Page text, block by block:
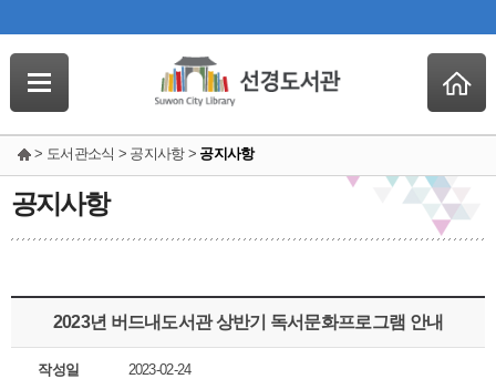
> 도서관소식 > 공지사항 > 공지사항
공지사항
2023년 버드내도서관 상반기 독서문화프로그램 안내
작성일 2023-02-24